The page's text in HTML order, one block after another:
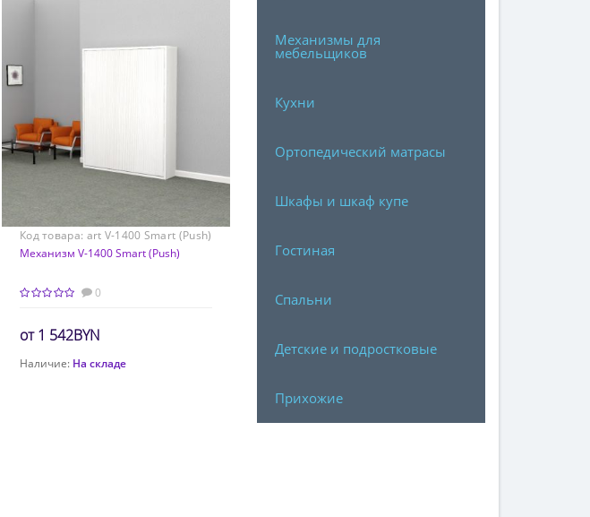
Код товара: art V-1400 Smart (Push)
140*200
Механизм V-1400 Smart (Push)
0
1 542BYN
Заказать расчет
Наличие: На складе
Механизмы для
мебельщиков
Кухни
Ортопедический матрасы
Шкафы и шкаф купе
Гостиная
Спальни
Детские и подростковые
Прихожие